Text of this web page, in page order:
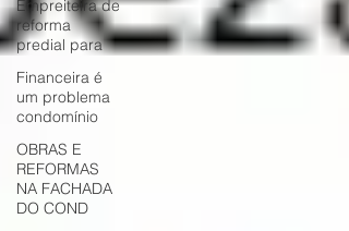
Empreiteira de
reforma
predial para
Financeira é
um problema
condomínio
OBRAS E
REFORMAS
NA FACHADA
DO COND